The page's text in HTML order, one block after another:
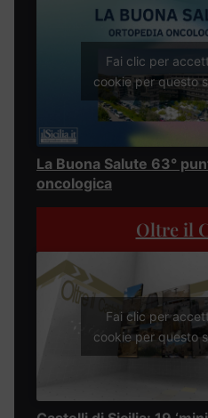
Fai clic per
cookie per questo
La Buona Salute 63°
oncologica
Oltre il
Fai clic per
cookie per questo